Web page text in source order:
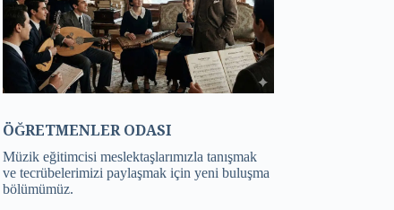
ÖĞRETMENLER ODASI
Müzik eğitimcisi meslektaşlarımızla tanışmak
ve tecrübelerimizi paylaşmak için yeni buluşma
bölümümüz.